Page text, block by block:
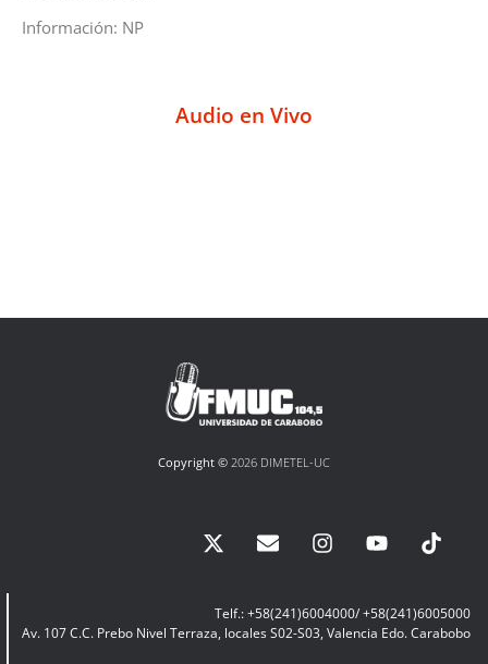
Información: NP
Audio en Vivo
Copyright © 2026 DIMETEL-UC
Telf.: +58(241)6004000/ +58(241)6005000
Av. 107 C.C. Prebo Nivel Terraza, locales S02-S03, Valencia Edo. Carabobo